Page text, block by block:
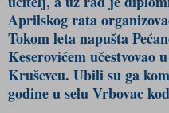
Aprilskog rata
Tokom leta napušta
Keserovićem učestvovao
Kruševcu. Ubili su ga
godine u selu Vrbovac